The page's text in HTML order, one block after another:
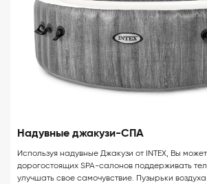
Надувные джакузи-СПА
Используя надувные Джакузи от INTEX, Вы
дорогостоящих SPA-салонов поддерживать
улучшать свое самочувствие. Пузырьки